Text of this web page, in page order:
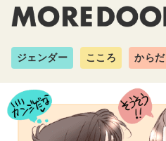
ジェンダー こころ からだ